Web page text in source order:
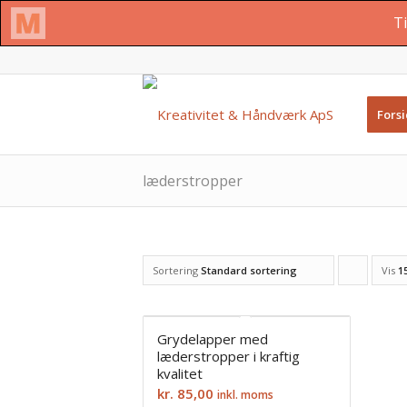
læderstropper
Sortering Standard sortering Vis
Grydelapper med
læderstropper i kraftig
kvalitet
kr. 85,00 inkl. moms